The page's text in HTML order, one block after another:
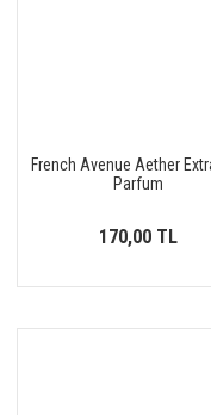
French Avenue Aether
Parfum
170,00 TL